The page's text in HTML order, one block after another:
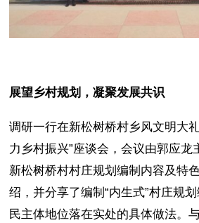
展望乡村规划，凝聚发展共识
调研一行在新松树桥村乡风文明大
力乡村振兴”座谈会，会议由郭应龙
新松树桥村村庄规划编制内容及特
绍，并分享了编制“内生式”村庄规
民主体地位落在实处的具体做法。